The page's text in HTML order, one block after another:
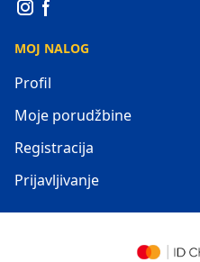
MOJ NALOG
Profil
Moje porudžbine
Registracija
Prijavljivanje